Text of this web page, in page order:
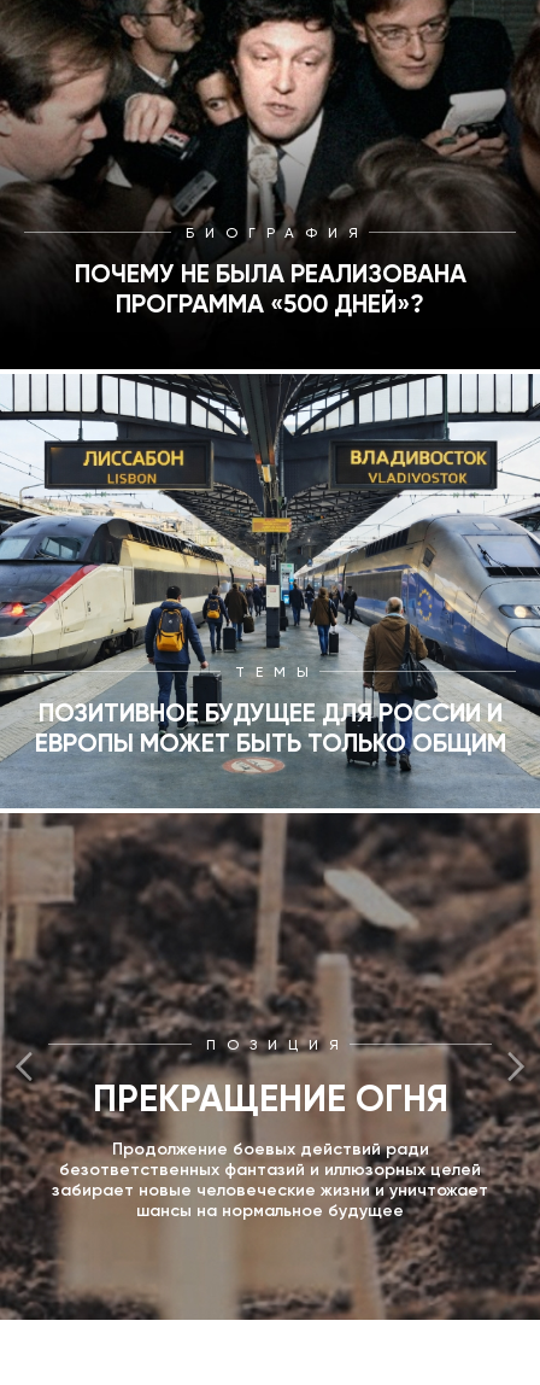
БИОГРАФИЯ
ПОЧЕМУ НЕ БЫЛА РЕАЛИЗОВАНА
ПРОГРАММА «500 ДНЕЙ»?
ТЕМЫ
ПОЗИТИВНОЕ БУДУЩЕЕ ДЛЯ РОССИИ И
ЕВРОПЫ МОЖЕТ БЫТЬ ТОЛЬКО ОБЩИМ
ПОЗИЦИЯ
ПРЕКРАЩЕНИЕ ОГНЯ
Продолжение боевых действий ради
безответственных фантазий и иллюзорных целей
забирает новые человеческие жизни и уничтожает
шансы на нормальное будущее